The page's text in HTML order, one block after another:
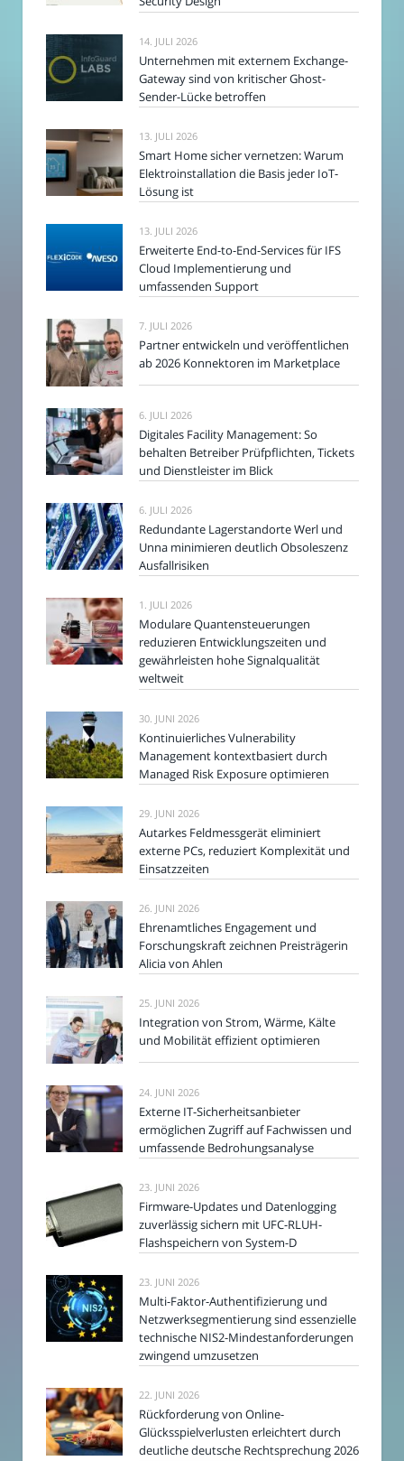
14. JULI 2026
Unternehmen mit externem Exchange-
Gateway sind von kritischer Ghost-
Sender-Lücke betroffen
13. JULI 2026
Smart Home sicher vernetzen: Warum
Elektroinstallation die Basis jeder IoT-
Lösung ist
13. JULI 2026
Erweiterte End-to-End-Services für IFS
Cloud Implementierung und
umfassenden Support
7. JULI 2026
Partner entwickeln und veröffentlichen
ab 2026 Konnektoren im Marketplace
6. JULI 2026
Digitales Facility Management: So
behalten Betreiber Prüfpflichten, Tickets
und Dienstleister im Blick
6. JULI 2026
Redundante Lagerstandorte Werl und
Unna minimieren deutlich Obsoleszenz
Ausfallrisiken
1. JULI 2026
Modulare Quantensteuerungen
reduzieren Entwicklungszeiten und
gewährleisten hohe Signalqualität
weltweit
30. JUNI 2026
Kontinuierliches Vulnerability
Management kontextbasiert durch
Managed Risk Exposure optimieren
29. JUNI 2026
Autarkes Feldmessgerät eliminiert
externe PCs, reduziert Komplexität und
Einsatzzeiten
26. JUNI 2026
Ehrenamtliches Engagement und
Forschungskraft zeichnen Preisträgerin
Alicia von Ahlen
25. JUNI 2026
Integration von Strom, Wärme, Kälte
und Mobilität effizient optimieren
24. JUNI 2026
Externe IT-Sicherheitsanbieter
ermöglichen Zugriff auf Fachwissen und
umfassende Bedrohungsanalyse
23. JUNI 2026
Firmware-Updates und Datenlogging
zuverlässig sichern mit UFC-RLUH-
Flashspeichern von System-D
23. JUNI 2026
Multi-Faktor-Authentifizierung und
Netzwerksegmentierung sind essenzielle
technische NIS2-Mindestanforderungen
zwingend umzusetzen
22. JUNI 2026
Rückforderung von Online-
Glücksspielverlusten erleichtert durch
deutliche deutsche Rechtsprechung 2026